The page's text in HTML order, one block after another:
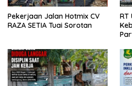
Pekerjaan Jalan Hotmix CV
RAZA SETIA Tuai Sorotan
RT